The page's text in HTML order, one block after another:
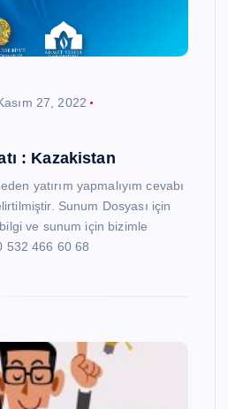
27, 2022
: Kazakistan
yatırım yapmalıyım cevabı
Sunum Dosyası için
bilgi ve sunum için bizimle
532 466 60 68